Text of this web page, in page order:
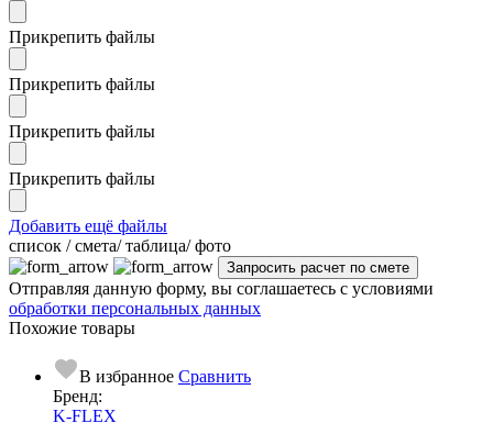
Прикрепить файлы
Прикрепить файлы
Прикрепить файлы
Прикрепить файлы
Добавить ещё файлы
cписок / смета/ таблица/ фото
Отправляя данную форму, вы соглашаетесь с условиями
обработки персональных данных
Похожие товары
В избранное Сравнить
Бренд:
K-FLEX